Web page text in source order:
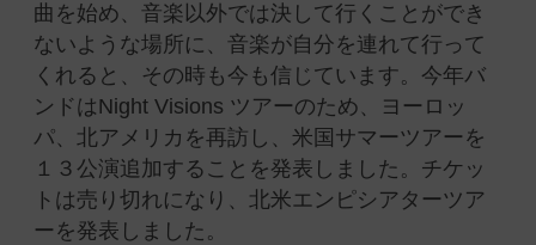
曲を始め、音楽以外では決して行くことができ
ないような場所に、音楽が自分を連れて行って
くれると、その時も今も信じています。今年バ
ンドはNight Visions ツアーのため、ヨーロッ
パ、北アメリカを再訪し、米国サマーツアーを
１３公演追加することを発表しました。チケッ
トは売り切れになり、北米エンピシアターツア
ーを発表しました。